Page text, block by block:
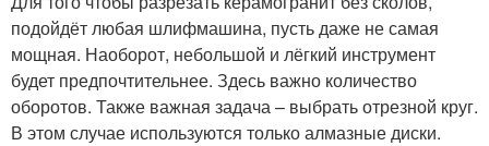
подойдёт любая шлифмашина, пусть даже не самая
мощная. Наоборот, небольшой и лёгкий инструмент
будет предпочтительнее. Здесь важно количество
оборотов. Также важная задача – выбрать отрезной круг.
В этом случае используются только алмазные диски.